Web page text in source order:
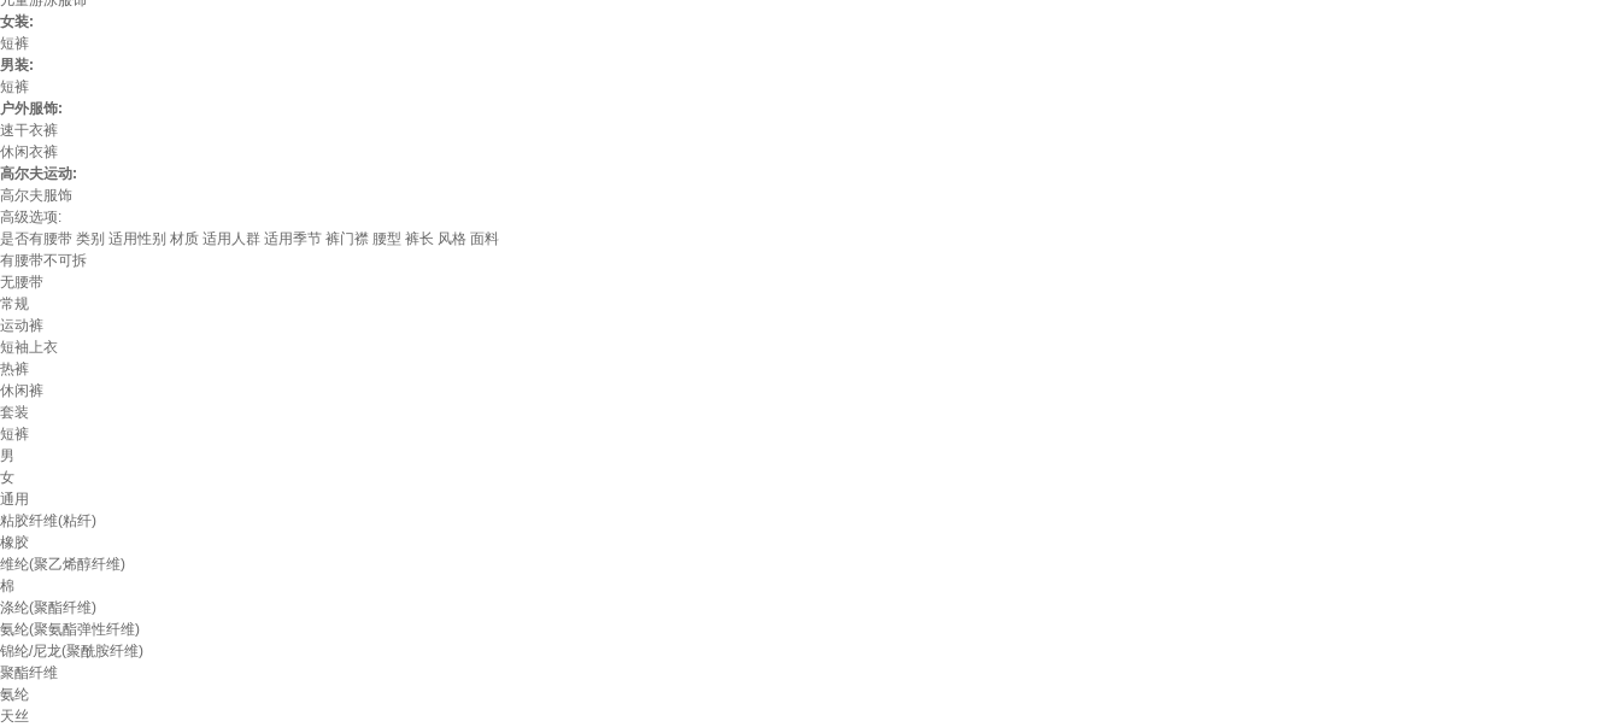
女装:
短裤
男装:
短裤
户外服饰:
速干衣裤
休闲衣裤
高尔夫运动:
高尔夫服饰
高级选项:
是否有腰带 类别 适用性别 材质 适用人群 适用季节 裤门襟 腰型 裤长 风格 面料
有腰带不可拆
无腰带
常规
运动裤
短袖上衣
热裤
休闲裤
套装
短裤
男
女
通用
粘胶纤维(粘纤)
橡胶
维纶(聚乙烯醇纤维)
棉
涤纶(聚酯纤维)
氨纶(聚氨酯弹性纤维)
锦纶/尼龙(聚酰胺纤维)
聚酯纤维
氨纶
天丝